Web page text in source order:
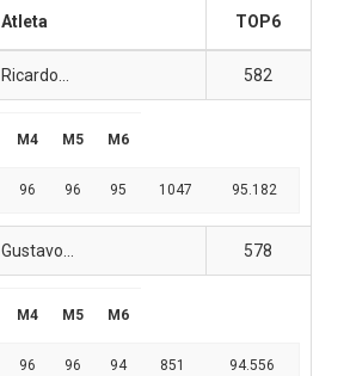
Atleta TOP6
Ricardo... 582
M4 M5 M6
96 96 95 1047 95.182
Gustavo... 578
M4 M5 M6
96 96 94 851 94.556